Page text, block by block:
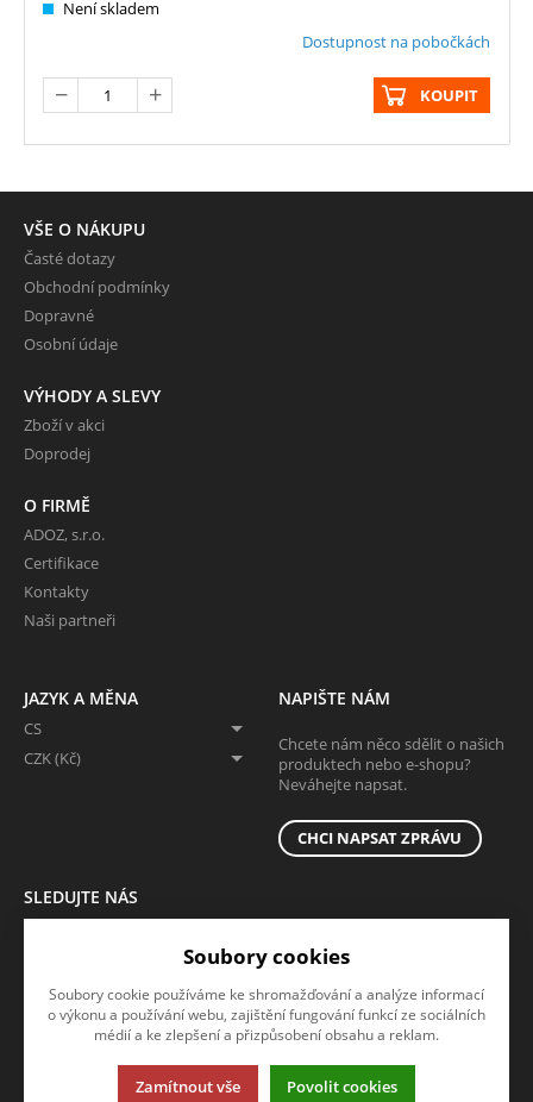
Není skladem
Dostupnost na pobočkách
KOUPIT
VŠE O NÁKUPU
Časté dotazy
Obchodní podmínky
Dopravné
Osobní údaje
VÝHODY A SLEVY
Zboží v akci
Doprodej
O FIRMĚ
ADOZ, s.r.o.
Certifikace
Kontakty
Naši partneři
JAZYK A MĚNA
CS
CZK (Kč)
NAPIŠTE NÁM
Chcete nám něco sdělit o našich
produktech nebo e-shopu?
Neváhejte napsat.
CHCI NAPSAT ZPRÁVU
SLEDUJTE NÁS
Soubory cookies
Soubory cookie používáme ke shromažďování a analýze informací
o výkonu a používání webu, zajištění fungování funkcí ze sociálních
médií a ke zlepšení a přizpůsobení obsahu a reklam.
Zamítnout vše Povolit cookies